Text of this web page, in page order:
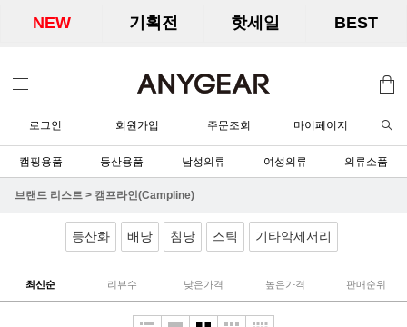
NEW 기획전 핫세일 BEST
로그인 회원가입 주문조회 마이페이지
캠핑용품 등산용품 남성의류 여성의류 의류소품
브랜드 리스트 > 캠프라인(Campline)
등산화 배낭 침낭 스틱 기타악세서리
최신순 리뷰수 낮은가격 높은가격 판매순위